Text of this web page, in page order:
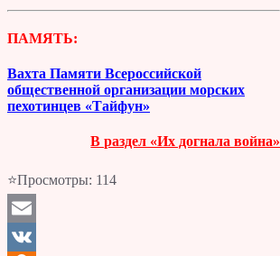
ПАМЯТЬ:
Вахта Памяти Всероссийской
общественной организации морских
пехотинцев «Тайфун»
В раздел «Их догнала война»
⭐Просмотры: 114
Email